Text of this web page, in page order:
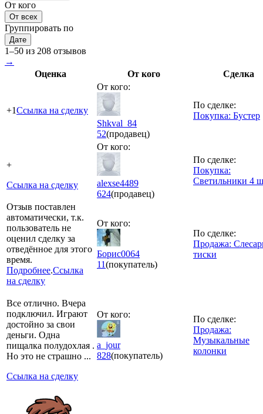
От кого
От всех
Группировать по
Дате
1–50 из 208 отзывов
→
Оценка
От кого Сделка
+1Ссылка на сделку
От кого:
Shkval_84
52(продавец)
По сделке:
Покупка: Бустер
+
Ссылка на сделку
От кого:
alexse4489
624(продавец)
По сделке:
Покупка:
Светильники 4
Отзыв поставлен
автоматически, т.к.
пользователь не
оценил сделку за
отведённое для этого
время.
Подробнее.Ссылка
на сделку
От кого:
Борис0064
11(покупатель)
По сделке:
Продажа:
тиски
Все отлично. Вчера
подключил. Играют
достойно за свои
деньги. Одна
пищалка полудохлая .
Но это не страшно ...
Ссылка на сделку
От кого:
a_jour
828(покупатель)
По сделке:
Продажа:
Музыкальные
колонки